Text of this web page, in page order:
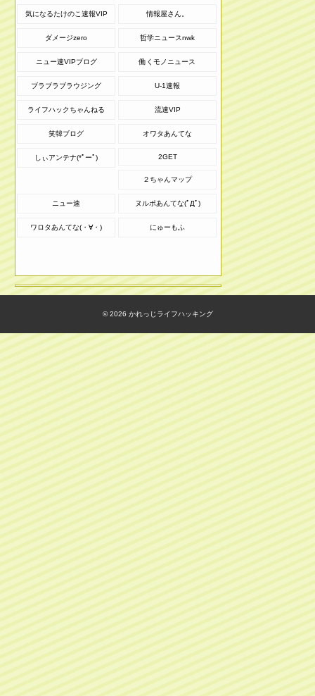
気になるたけのこ速報VIP 情報屋さん。
ダメージzero 哲学ニュースnwk
ニュー速VIPブログ 働くモノニュース
ブラブラブラウジング U-1速報
ライフハックちゃんねる 流速VIP
笑韓ブログ オワタあんてな
しぃアンテナ(*ﾟーﾟ) 2GET
２ちゃんマップ
ニュー速 ヌルポあんてな(ﾟДﾟ)
ワロタあんてな(・∀・) にゅーもふ
© 2026 かれっじライフハッキング